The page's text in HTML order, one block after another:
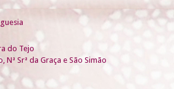
do Tejo
Nª Srª da Graça e São Simão